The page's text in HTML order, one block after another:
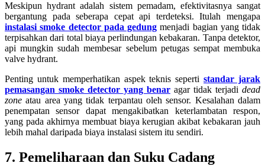
Meskipun hydrant adalah sistem pemadam, efektivitasnya sangat
bergantung pada seberapa cepat api terdeteksi. Itulah mengapa
instalasi smoke detector pada gedung menjadi bagian yang tidak
terpisahkan dari total biaya perlindungan kebakaran. Tanpa detektor,
api mungkin sudah membesar sebelum petugas sempat membuka
valve hydrant.
Penting untuk memperhatikan aspek teknis sepertistandar jarak
pemasangan smoke detector yang benar agar tidak terjadi dead
zone atau area yang tidak terpantau oleh sensor. Kesalahan dalam
penempatan sensor dapat mengakibatkan keterlambatan respon,
yang pada akhirnya membuat biaya kerugian akibat kebakaran jauh
lebih mahal daripada biaya instalasi sistem itu sendiri.
7. Pemeliharaan dan Suku Cadang